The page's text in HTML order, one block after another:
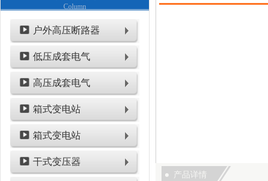
Column
户外高压断路器
低压成套电气
高压成套电气
箱式变电站
箱式变电站
干式变压器
产品详情